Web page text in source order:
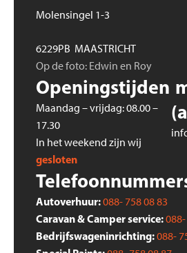
Molensingel 1-3
6229PB MAASTRICHT
Op de foto: Edwin en Roy
Openingstijden
Maandag – vrijdag: 08.00 –
17.30
In het weekend zijn wij
gesloten
Autoverhuur:088- 758 08 83
Caravan & Camper service:
Bedrijfswageninrichting:088-